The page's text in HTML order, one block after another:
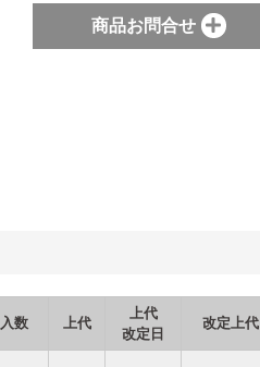
商品お問合せ
入数 上代
上代
改定日
改定上代